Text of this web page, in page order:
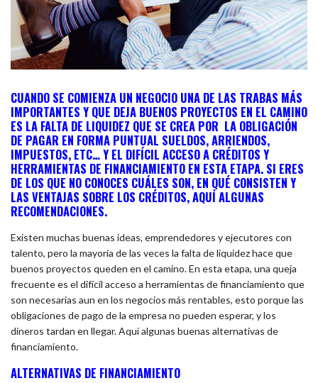
CUANDO SE COMIENZA UN NEGOCIO UNA DE LAS TRABAS MÁS
IMPORTANTES Y QUE DEJA BUENOS PROYECTOS EN EL CAMINO
ES LA FALTA DE LIQUIDEZ QUE SE CREA POR LA OBLIGACIÓN
DE PAGAR EN FORMA PUNTUAL SUELDOS, ARRIENDOS,
IMPUESTOS, ETC… Y EL DIFÍCIL ACCESO A CRÉDITOS Y
HERRAMIENTAS DE FINANCIAMIENTO EN ESTA ETAPA. SI ERES
DE LOS QUE NO CONOCES CUÁLES SON, EN QUÉ CONSISTEN Y
LAS VENTAJAS SOBRE LOS CRÉDITOS, AQUÍ ALGUNAS
RECOMENDACIONES.
Existen muchas buenas ideas, emprendedores y ejecutores con
talento, pero la mayoría de las veces la falta de liquidez hace que
buenos proyectos queden en el camino. En esta etapa, una queja
frecuente es el difícil acceso a herramientas de financiamiento que
son necesarias aun en los negocios más rentables, esto porque las
obligaciones de pago de la empresa no pueden esperar, y los
dineros tardan en llegar. Aquí algunas buenas alternativas de
financiamiento.
ALTERNATIVAS DE FINANCIAMIENTO